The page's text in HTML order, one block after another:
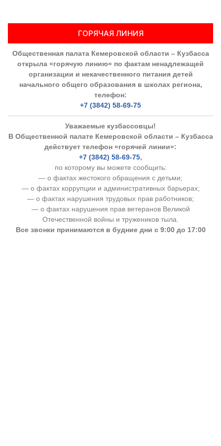
Доходы руководителя за 2024 г.
ГОРЯЧАЯ ЛИНИЯ
Общественная палата Кемеровской области – Кузбасса
открыла «горячую линию» по фактам ненадлежащей
организации и некачественного питания детей
начального общего образования в школах региона,
телефон:
+7 (3842) 58-69-75
Уважаемые кузбассовцы!
В Общественной палате Кемеровской области – Кузбасса
действует телефон «горячей линии»:
+7 (3842) 58-69-75,
по которому вы можете сообщить:
— о фактах жестокого обращения с детьми;
— о фактах коррупции и административных барьерах;
— о фактах нарушения трудовых прав работников;
— о фактах нарушения прав ветеранов Великой
Отечественной войны и тружеников тыла.
Все звонки принимаются в будние дни с 9:00 до 17:00